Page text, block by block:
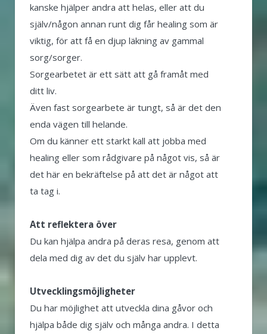
kanske hjälper andra att helas, eller att du
själv/någon annan runt dig får healing som är
viktig, för att få en djup läkning av gammal
sorg/sorger.
Sorgearbetet är ett sätt att gå framåt med
ditt liv.
Även fast sorgearbete är tungt, så är det den
enda vägen till helande.
Om du känner ett starkt kall att jobba med
healing eller som rådgivare på något vis, så är
det här en bekräftelse på att det är något att
ta tag i.
Att reflektera över
Du kan hjälpa andra på deras resa, genom att
dela med dig av det du själv har upplevt.
Utvecklingsmöjligheter
Du har möjlighet att utveckla dina gåvor och
hjälpa både dig själv och många andra. I detta